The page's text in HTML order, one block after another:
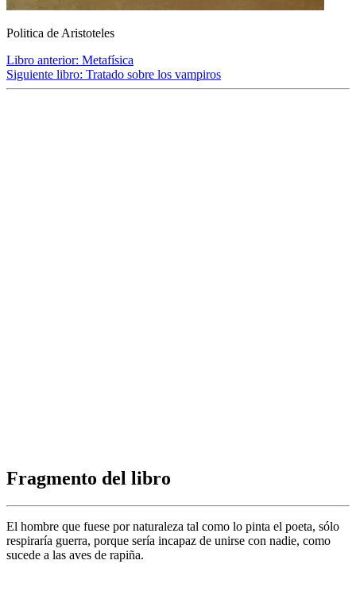
Politica de Aristoteles
Libro anterior: Metafísica
Siguiente libro: Tratado sobre los vampiros
Fragmento del libro
El hombre que fuese por naturaleza tal como lo pinta el poeta, sólo
respiraría guerra, porque sería incapaz de unirse con nadie, como
sucede a las aves de rapiña.